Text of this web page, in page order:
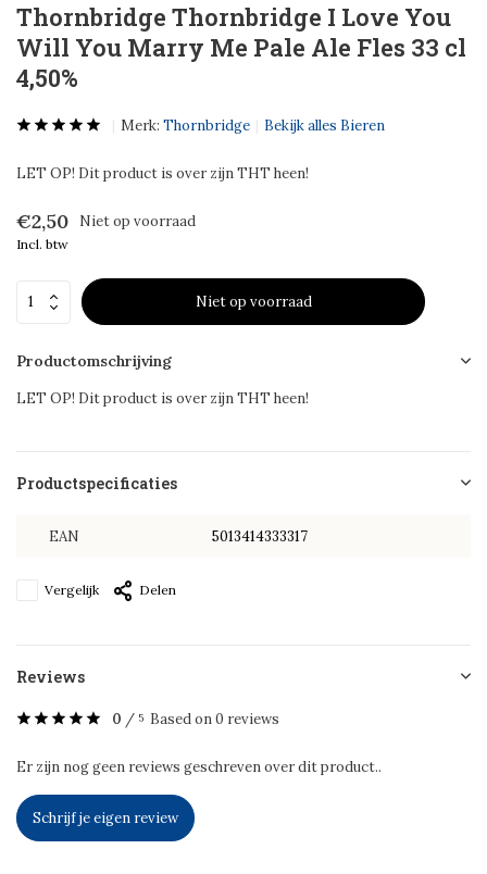
Thornbridge Thornbridge I Love You
Will You Marry Me Pale Ale Fles 33 cl
4,50%
Merk: Thornbridge Bekijk alles Bieren
LET OP! Dit product is over zijn THT heen!
€2,50 Niet op voorraad
Incl. btw
Niet op voorraad
Productomschrijving
LET OP! Dit product is over zijn THT heen!
Productspecificaties
EAN 5013414333317
Vergelijk Delen
Reviews
0 / 5 Based on 0 reviews
Er zijn nog geen reviews geschreven over dit product..
Schrijf je eigen review